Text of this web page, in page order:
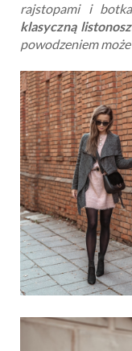
rajstopami i
klasyczną
powodzeniem może